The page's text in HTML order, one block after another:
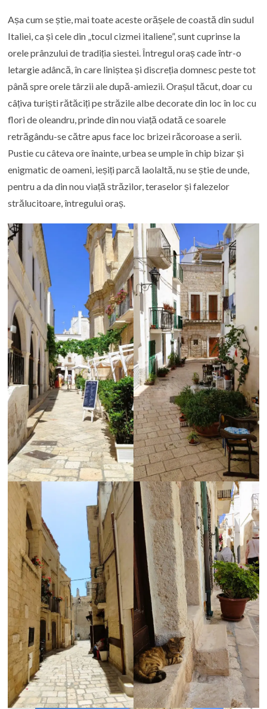
Așa cum se știe, mai toate aceste orășele de coastă din sudul
Italiei, ca și cele din „tocul cizmei italiene”, sunt cuprinse la
orele prânzului de tradiția siestei. Întregul oraș cade într-o
letargie adâncă, în care liniștea și discreția domnesc peste tot
până spre orele târzii ale după-amiezii. Orașul tăcut, doar cu
câțiva turiști rătăciți pe străzile albe decorate din loc în loc cu
flori de oleandru, prinde din nou viață odată ce soarele
retrăgându-se către apus face loc brizei răcoroase a serii.
Pustie cu câteva ore înainte, urbea se umple în chip bizar și
enigmatic de oameni, ieșiți parcă laolaltă, nu se știe de unde,
pentru a da din nou viață străzilor, teraselor și falezelor
strălucitoare, întregului oraș.